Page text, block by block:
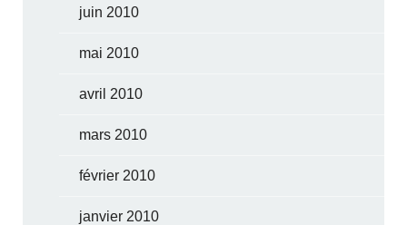
juin 2010
mai 2010
avril 2010
mars 2010
février 2010
janvier 2010